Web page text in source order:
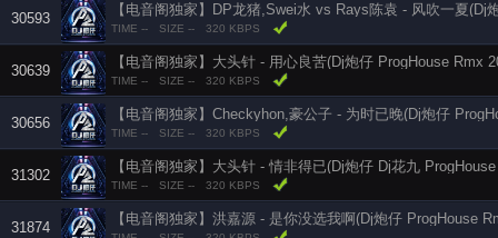
30593
【电音阁独家】DP龙猪,Swei水 vs Rays陈袁 - 风吹一夏(Dj
TIME -- SIZE -- 320 KBPS
30639
【电音阁独家】大头针 - 用心良苦(Dj炮仔 ProgHouse Rmx
TIME -- SIZE -- 320 KBPS
30656
TIME -- SIZE -- 320 KBPS
31302
【电音阁独家】大头针 - 情非得已(Dj炮仔 Dj花九
TIME -- SIZE -- 320 KBPS
31874
【电音阁独家】洪嘉源 - 是你没选我啊(Dj炮仔 ProgHouse